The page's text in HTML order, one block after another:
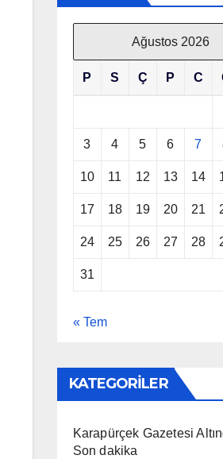
Ağustos 2026
P S Ç P C
3 4 5 6 7
10 11 12 13 14
17 18 19 20 21
24 25 26 27 28
31
« Tem
KATEGORİLER
Karapürçek Gazetesi
Son dakika